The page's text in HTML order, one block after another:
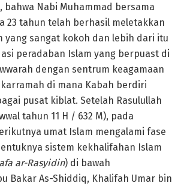
bahwa Nabi Muhammad bersama
23 tahun telah berhasil meletakkan
yang sangat kokoh dan lebih dari itu
peradaban Islam yang berpuast di
dengan sentrum keagamaan
di mana Kabah berdiri
pusat kiblat. Setelah Rasulullah
tahun 11 H / 632 M), pada
umat Islam mengalami fase
sistem kekhalifahan Islam
ar-Rasyidin) di bawah
Bakar As-Shiddiq, Khalifah Umar bin